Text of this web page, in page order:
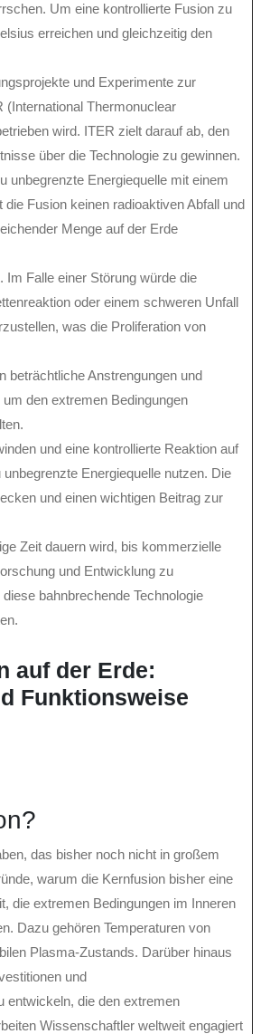
Um eine kontrollierte Fusion zu
erreichen und gleichzeitig den
und Experimente zur
Thermonuclear
wird. ITER zielt darauf ab, den
über die Technologie zu gewinnen.
unbegrenzte Energiequelle mit einem
Fusion keinen radioaktiven Abfall und
Menge auf der Erde
Im Falle einer Störung würde die
oder einem schweren Unfall
was die Proliferation von
beträchtliche Anstrengungen und
den extremen Bedingungen
und eine kontrollierte Reaktion auf
Energiequelle nutzen. Die
und einen wichtigen Beitrag zur
Zeit dauern wird, bis kommerzielle
und Entwicklung zu
bahnbrechende Technologie
auf der Erde:
Funktionsweise
das bisher noch nicht in großem
warum die Kernfusion bisher eine
die extremen Bedingungen im Inneren
Dazu gehören Temperaturen von
Plasma-Zustands. Darüber hinaus
und
entwickeln, die den extremen
Wissenschaftler weltweit engagiert